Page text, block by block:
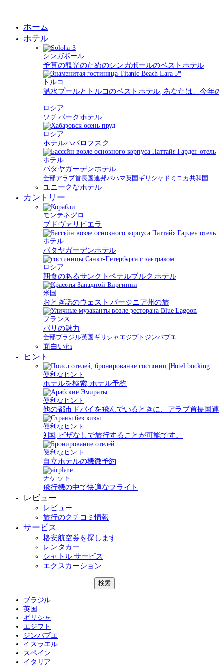
ホーム
ホテル
シンガポール
予算の観光のためのシンガポールのベストホテル
トルコ
温水プールとトルコのベストホテル, あなたは、今
ロシア
ソチパークホテル
ロシア
ホテルハバロフスク
ホテル
パタヤガーデンホテル
全部アラブ首長国連邦バハマ英国 ギリシャ ドミニカ共和国
ユニークなホテル
カントリー
モンテネグロ
ブドヴァリビエラ
ホテル
パタヤガーデンホテル
ロシア
朝食のあるサンクトペテルブルク ホテル
米国
おとぎ話のウェスト バージニア州の旅
フランス
パリの魅力
全部ブラジル英国 ギリシャ エジプト ジンバブエ
面白いね
ヒント
便利なヒント
ホテルを検索, ホテル予約
便利なヒント
他の都市ドバイを飛んでいるときに、アラブ首長国
便利なヒント
9 国, ビザなしで旅行することが可能です。
便利なヒント
自立ホテルの機微予約
チケット
飛行機の中で快適なフライト
レビュー
レビュー
旅行のクチコミ情報
サービス
格安航空券を探します
レンタカー
シャトル サービス
エクスカーション
ブラジル
英国
ギリシャ
エジプト
ジンバブエ
イスラエル
スペイン
イタリア